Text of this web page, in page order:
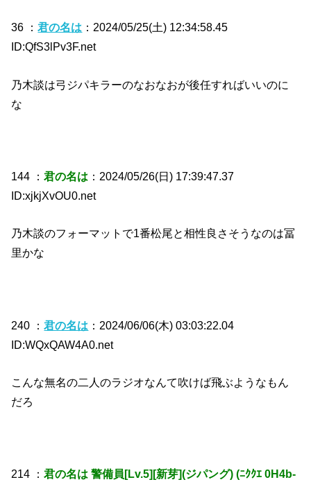
36 ：君の名は ：2024/05/25(土) 12:34:58.45
ID:QfS3lPv3F.net
乃木談は弓ジパキラーのなおなおが後任すればいいのに
な
144 ：君の名は ：2024/05/26(日) 17:39:47.37
ID:xjkjXvOU0.net
乃木談のフォーマットで1番松尾と相性良さそうなのは冨
里かな
240 ：君の名は ：2024/06/06(木) 03:03:22.04
ID:WQxQAW4A0.net
こんな無名の二人のラジオなんて吹けば飛ぶようなもん
だろ
214 ：君の名は 警備員[Lv.5][新芽](ジパング) (ﾆｸｸｴ 0H4b-